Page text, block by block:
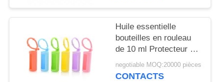
DEVIS
PLAN
pour flacon
Huile essentielle
bouteilles en rouleau
de 10 ml Protecteur à
manches en silicone
coloré Pour les
negotiable MOQ:20000 pièces
CONTACTS